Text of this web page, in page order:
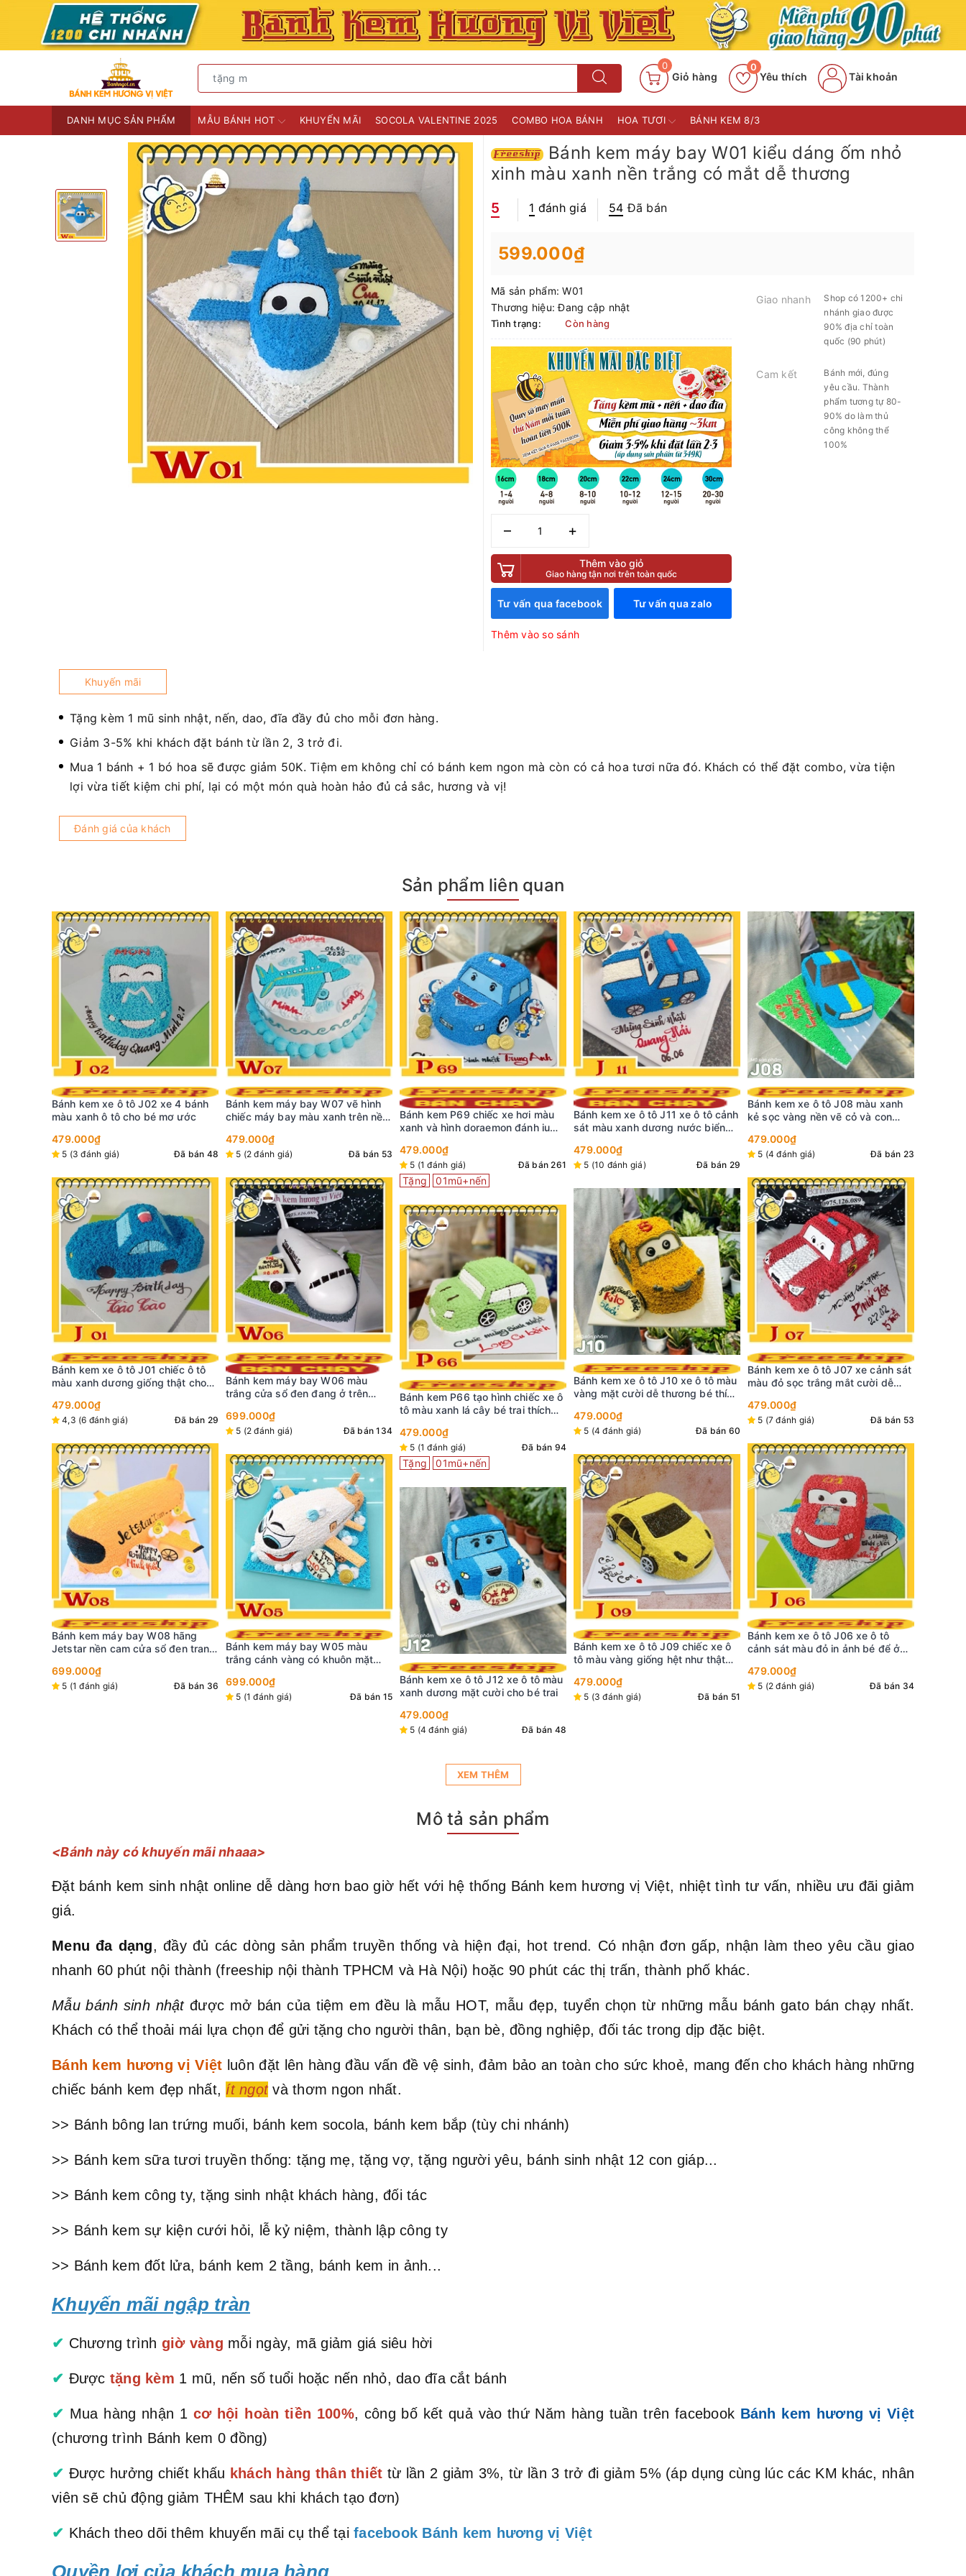
0
Giỏ hàng Yêu thích
0
Tài khoản
DANH MỤC SẢN PHẨM MẪU BÁNH HOT KHUYẾN MÃI SOCOLA VALENTINE 2025 COMBO HOA BÁNH HOA TƯƠI BÁNH KEM 8/3
Bánh kem máy bay W01 kiểu dáng ốm nhỏ
xinh màu xanh nền trắng có mắt dễ thương
5 1 đánh giá 54 Đã bán
599.000₫
Mã sản phẩm: W01
Thương hiệu: Đang cập nhật
Tình trạng: Còn hàng
– +
Thêm vào giỏ
Giao hàng tận nơi trên toàn quốc
Tư vấn qua facebook Tư vấn qua zalo
Thêm vào so sánh
Giao nhanh
Shop có 1200+ chi
nhánh giao được
90% địa chỉ toàn
quốc (90 phút)
Cam kết
Bánh mới, đúng
yêu cầu. Thành
phẩm tương tự 80-
90% do làm thủ
công không thể
100%
Khuyến mãi
Tặng kèm 1 mũ sinh nhật, nến, dao, đĩa đầy đủ cho mỗi đơn hàng.
Giảm 3-5% khi khách đặt bánh từ lần 2, 3 trở đi.
Mua 1 bánh + 1 bó hoa sẽ được giảm 50K. Tiệm em không chỉ có bánh kem ngon mà còn có cả hoa tươi nữa đó. Khách có thể đặt combo, vừa tiện
lợi vừa tiết kiệm chi phí, lại có một món quà hoàn hảo đủ cả sắc, hương và vị!
Đánh giá của khách
Sản phẩm liên quan
Bánh kem máy bay W07 vẽ hình
chiếc máy bay màu xanh trên nền
479.000₫
5 (2 đánh giá) Đã bán 53
Bánh kem máy bay W06 màu
đường băng xám cỏ xanh
699.000₫
Bánh kem máy bay W05 màu
biểu cảm dữ dội
699.000₫
Bánh kem P69 chiếc xe hơi màu
cho bé
479.000₫
Tặng 01mũ+nến
Bánh kem P66 tạo hình chiếc xe ô
tô màu xanh lá cây bé trai thích
mê
479.000₫
Tặng 01mũ+nến
Bánh kem xe ô tô J12 xe ô tô màu
xanh dương mặt cười cho bé trai
Bánh kem xe ô tô J11 xe ô tô cảnh
sát màu xanh dương nước biển
479.000₫
5 (10 đánh giá) Đã bán 29
Bánh kem xe ô tô J10 xe ô tô màu
vàng mặt cười dễ thương bé thích
mê
479.000₫
5 (4 đánh giá)
Bánh kem xe ô tô J09 chiếc xe ô
ngộ nghĩnh tặng bé
479.000₫
5 (3 đánh giá) Đã bán 51
Bánh kem xe ô tô J08 màu xanh
kẻ sọc vàng nền vẽ cỏ và con
đường đua
5 (4 đánh giá)
Bánh kem xe ô tô J07 xe cảnh sát
màu đỏ sọc trắng mắt cười dễ
thương
5 (7 đánh giá)
Bánh kem xe ô tô J06 xe ô tô
cảnh sát màu đỏ in ảnh bé để ở
mui xe
5 (2 đánh giá)
Bánh kem xe ô tô J05 xe ô tô màu
nhỏ
479.000₫
Bánh kem xe ô tô J04 chiếc xe hơi
ngộ nghĩnh trẻ thơ
479.000₫
Bánh kem xe ô tô J03 ô tô bé trai
màu xanh dương mặt cười vui vẻ
479.000₫
XEM THÊM
Mô tả sản phẩm
<Bánh này có khuyến mãi nhaaa>
Đặt bánh kem sinh nhật online dễ dàng hơn bao giờ hết với hệ thống Bánh kem hương vị Việt, nhiệt tình tư vấn, nhiều ưu đãi giảm
giá.
Menu đa dạng, đầy đủ các dòng sản phẩm truyền thống và hiện đại, hot trend. Có nhận đơn gấp, nhận làm theo yêu cầu giao
nhanh 60 phút nội thành (freeship nội thành TPHCM và Hà Nội) hoặc 90 phút các thị trấn, thành phố khác.
Mẫu bánh sinh nhậtđược mở bán của tiệm em đều là mẫu HOT, mẫu đẹp, tuyển chọn từ những mẫu bánh gato bán chạy nhất.
Khách có thể thoải mái lựa chọn để gửi tặng cho người thân, bạn bè, đồng nghiệp, đối tác trong dịp đặc biệt.
Bánh kem hương vị Việt luôn đặt lên hàng đầu vấn đề vệ sinh, đảm bảo an toàn cho sức khoẻ, mang đến cho khách hàng những
chiếc bánh kem đẹp nhất, ít ngọtvà thơm ngon nhất.
>> Bánh bông lan trứng muối, bánh kem socola, bánh kem bắp (tùy chi nhánh)
>> Bánh kem sữa tươi truyền thống: tặng mẹ, tặng vợ, tặng người yêu, bánh sinh nhật 12 con giáp...
>> Bánh kem công ty, tặng sinh nhật khách hàng, đối tác
>> Bánh kem sự kiện cưới hỏi, lễ kỷ niệm, thành lập công ty
>> Bánh kem đốt lửa, bánh kem 2 tầng, bánh kem in ảnh...
Khuyến mãi ngập tràn
✔ Chương trình giờ vàng mỗi ngày, mã giảm giá siêu hời
✔ Được tặng kèm 1 mũ, nến số tuổi hoặc nến nhỏ, dao đĩa cắt bánh
✔ Mua hàng nhận 1 cơ hội hoàn tiền 100%, công bố kết quả vào thứ Năm hàng tuần trên facebook Bánh kem hương vị Việt
(chương trình Bánh kem 0 đồng)
✔ Được hưởng chiết khấu khách hàng thân thiết từ lần 2 giảm 3%, từ lần 3 trở đi giảm 5% (áp dụng cùng lúc các KM khác, nhân
viên sẽ chủ động giảm THÊM sau khi khách tạo đơn)
✔ Khách theo dõi thêm khuyến mãi cụ thể tại facebook Bánh kem hương vị Việt
Quyền lợi của khách mua hàng